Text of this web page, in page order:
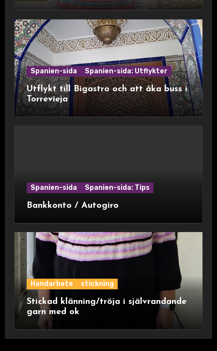
Spanien-sida Spanien-sida: Utflykter
Utflykt till Bigastro och att åka buss i
Torrevieja
Spanien-sida Spanien-sida: Tips
Bankkonto / Autogiro
Handarbete stickning
Stickad klänning/tröja i självrandande
garn med ok